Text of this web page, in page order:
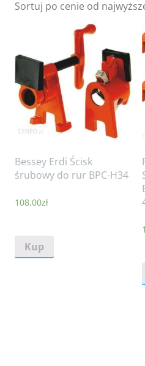
Sortuj po cenie od
Bessey Erdi Ścisk
śrubowy do rur BPC-H34
108,00zł
Kup